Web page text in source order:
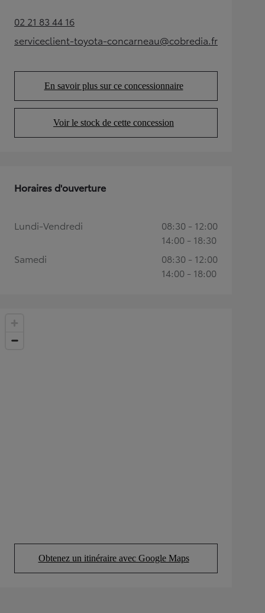
02 21 83 44 16(Opens in new tab)
serviceclient-toyota-concarneau@cobredia.fr
(Opens in new tab)
En savoir plus sur ce concessionnaire
(Opens in new tab)
Voir le stock de cette concession
(Opens in new tab)
Obtenez un itinéraire avec Google Maps
(Opens in new tab)
Horaires d'ouverture
Lundi-Vendredi
08:30 - 12:00
14:00 - 18:30
Samedi
08:30 - 12:00
14:00 - 18:00